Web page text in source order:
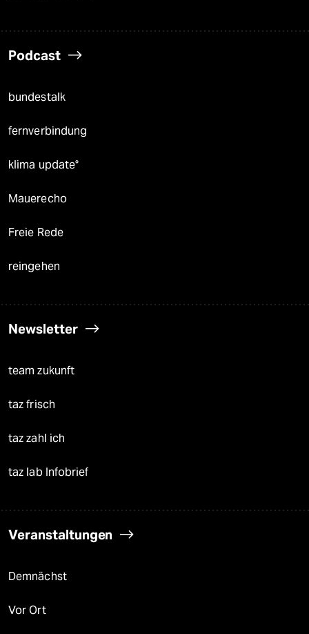
Podcast
bundestalk
fernverbindung
klima update°
Mauerecho
Freie Rede
reingehen
Newsletter
team zukunft
taz frisch
taz zahl ich
taz lab Infobrief
Veranstaltungen
Demnächst
Vor Ort